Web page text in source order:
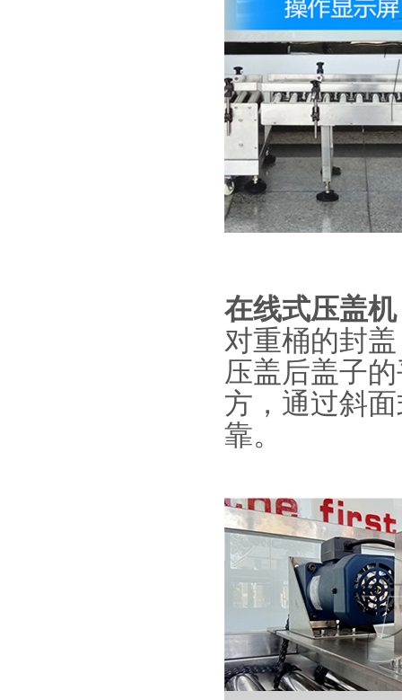
在线式压盖机
对重桶的封
压盖后盖子
方，通过斜
靠。